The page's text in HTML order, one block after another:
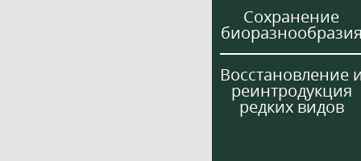
Сохранение
Восстановление
реинтродукция
редких видов